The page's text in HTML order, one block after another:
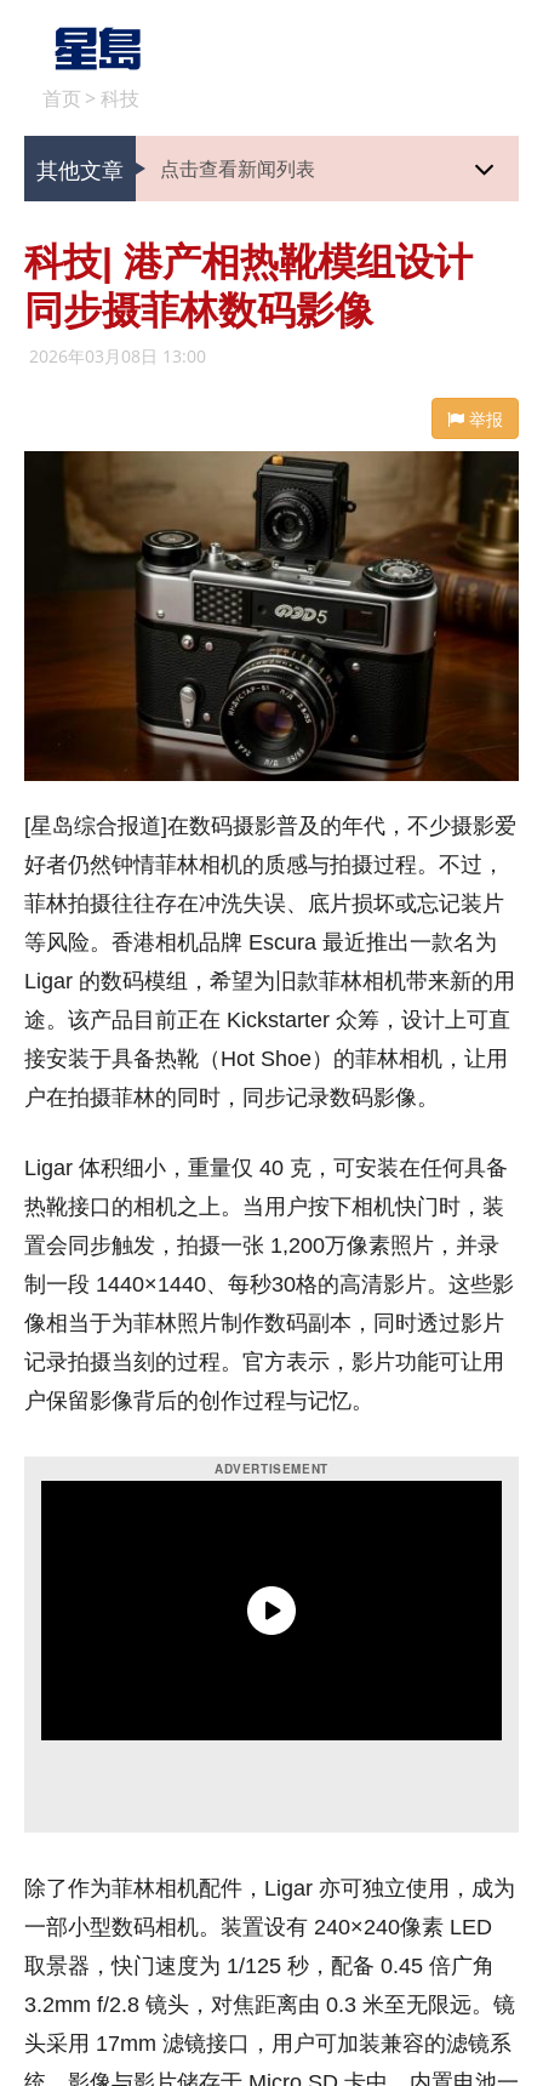
首页 > 科技
其他文章 点击查看新闻列表
科技| 港产相热靴模组设计
同步摄菲林数码影像
2026年03月08日 13:00
举报
[星岛综合报道]在数码摄影普及的年代，不少摄影爱
好者仍然钟情菲林相机的质感与拍摄过程。不过，
菲林拍摄往往存在冲洗失误、底片损坏或忘记装片
等风险。香港相机品牌 Escura 最近推出一款名为
Ligar 的数码模组，希望为旧款菲林相机带来新的用
途。该产品目前正在 Kickstarter 众筹，设计上可直
接安装于具备热靴（Hot Shoe）的菲林相机，让用
户在拍摄菲林的同时，同步记录数码影像。
Ligar 体积细小，重量仅 40 克，可安装在任何具备
热靴接口的相机之上。当用户按下相机快门时，装
置会同步触发，拍摄一张 1,200万像素照片 ，并录
制一段 1440×1440、每秒30格的高清影片。这些影
像相当于为菲林照片制作数码副本，同时透过影片
记录拍摄当刻的过程。官方表示，影片功能可让用
户保留影像背后的创作过程与记忆。
除了作为菲林相机配件，Ligar 亦可独立使用，成为
一部小型数码相机。装置设有 240×240像素 LED
取景器 ，快门速度为 1/125 秒 ，配备 0.45 倍广角
3.2mm f/2.8 镜头 ，对焦距离由 0.3 米至无限远。镜
头采用 17mm 滤镜接口 ，用户可加装兼容的滤镜系